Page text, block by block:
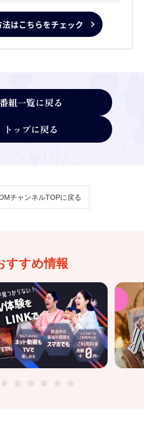
はこちらをチェック
番組一覧に戻る
トップに戻る
チャンネルTOPに戻る
すすめ情報